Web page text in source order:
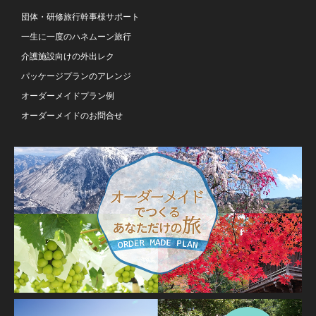
団体・研修旅行幹事様サポート
一生に一度のハネムーン旅行
介護施設向けの外出レク
パッケージプランのアレンジ
オーダーメイドプラン例
オーダーメイドのお問合せ